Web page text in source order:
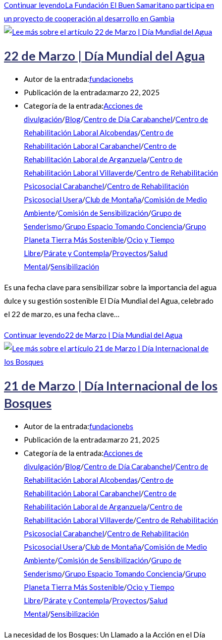
Continuar leyendoLa Fundación El Buen Samaritano participa en
un proyecto de cooperación al desarrollo en Gambia
22 de Marzo | Día Mundial del Agua
Autor de la entrada:fundacionebs
Publicación de la entrada:marzo 22, 2025
Categoría de la entrada:Acciones de
divulgación/Blog/Centro de Día Carabanchel/Centro de
Rehabilitación Laboral Alcobendas/Centro de
Rehabilitación Laboral Carabanchel/Centro de
Rehabilitación Laboral de Arganzuela/Centro de
Rehabilitación Laboral Villaverde/Centro de Rehabilitación
Psicosocial Carabanchel/Centro de Rehabilitación
Psicosocial Usera/Club de Montaña/Comisión de Medio
Ambiente/Comisión de Sensibilización/Grupo de
Senderismo/Grupo Espacio Tomando Conciencia/Grupo
Planeta Tierra Más Sostenible/Ocio y Tiempo
Libre/Párate y Contempla/Proyectos/Salud
Mental/Sensibilización
Es una fecha clave para sensibilizar sobre la importancia del agua
dulce y su gestión sostenible El Día Mundial del Agua, celebrado
el 22 de marzo, es una fecha clave…
Continuar leyendo22 de Marzo | Día Mundial del Agua
21 de Marzo | Día Internacional de los
Bosques
Autor de la entrada:fundacionebs
Publicación de la entrada:marzo 21, 2025
Categoría de la entrada:Acciones de
divulgación/Blog/Centro de Día Carabanchel/Centro de
Rehabilitación Laboral Alcobendas/Centro de
Rehabilitación Laboral Carabanchel/Centro de
Rehabilitación Laboral de Arganzuela/Centro de
Rehabilitación Laboral Villaverde/Centro de Rehabilitación
Psicosocial Carabanchel/Centro de Rehabilitación
Psicosocial Usera/Club de Montaña/Comisión de Medio
Ambiente/Comisión de Sensibilización/Grupo de
Senderismo/Grupo Espacio Tomando Conciencia/Grupo
Planeta Tierra Más Sostenible/Ocio y Tiempo
Libre/Párate y Contempla/Proyectos/Salud
Mental/Sensibilización
La necesidad de los Bosques: Un Llamado a la Acción en el Día